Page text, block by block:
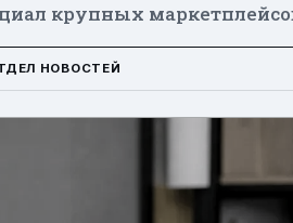
крупных
НОВОСТЕЙ